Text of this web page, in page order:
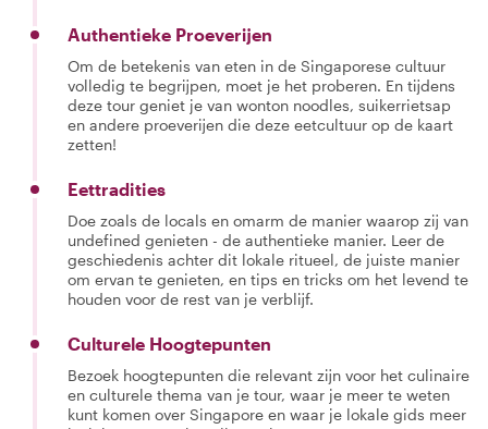
Authentieke Proeverijen
Om de betekenis van eten in de Singaporese cultuur
volledig te begrijpen, moet je het proberen. En tijdens
deze tour geniet je van wonton noodles, suikerrietsap
en andere proeverijen die deze eetcultuur op de kaart
zetten!
Eettradities
Doe zoals de locals en omarm de manier waarop zij van
undefined genieten - de authentieke manier. Leer de
geschiedenis achter dit lokale ritueel, de juiste manier
om ervan te genieten, en tips en tricks om het levend te
houden voor de rest van je verblijf.
Culturele Hoogtepunten
Bezoek hoogtepunten die relevant zijn voor het culinaire
en culturele thema van je tour, waar je meer te weten
kunt komen over Singapore en waar je lokale gids meer